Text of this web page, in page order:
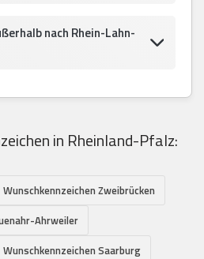
nach Rhein-Lahn-
in Rheinland-Pfalz:
Wunschkennzeichen Zweibrücken
Ahrweiler
Wunschkennzeichen Saarburg